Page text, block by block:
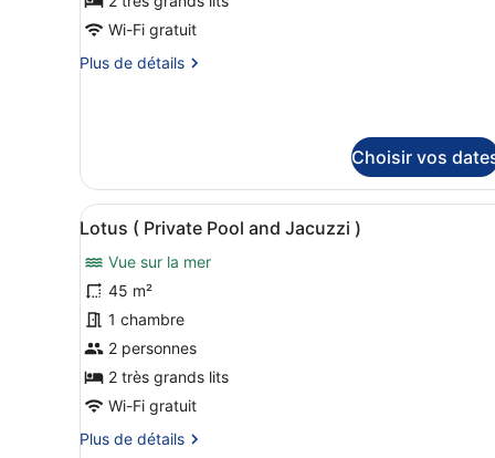
de
chambre :
Ceviz
and
Jacuzzi
)
Wi-Fi gratuit
Plus de détails
Plus
de
chambre
Ceviz
(
Private
Pool
and
Jacuzzi
Choisir vos
Afficher
toutes
les
photos
pour
ce
type
de
chambre :
Lotus
Une piscine à
10
Lotus ( Private Pool and Jacuzzi )
Vue sur la mer
45 m²
1 chambre
2 personnes
2 très grands lits
Wi-Fi gratuit
Plus de détails
Plus